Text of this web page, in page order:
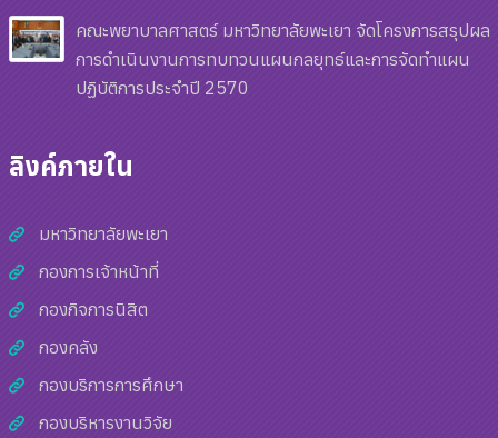
คณะพยาบาลศาสตร์ มหาวิทยาลัยพะเยา จัดโครงการสรุปผล
การดำเนินงานการทบทวนแผนกลยุทธ์และการจัดทำแผน
ปฏิบัติการประจำปี 2570
ลิงค์ภายใน
มหาวิทยาลัยพะเยา
กองการเจ้าหน้าที่
กองกิจการนิสิต
กองคลัง
กองบริการการศึกษา
กองบริหารงานวิจัย